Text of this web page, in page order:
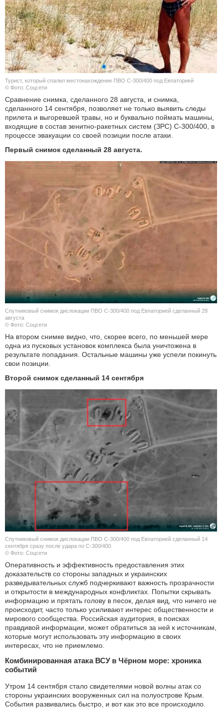
Турист, который спалил местонахождение ПВО С-300/400 под Евпаторией
© Фото: Соцсети
Сравнение снимка, сделанного 28 августа, и снимка,
сделанного 14 сентября, позволяет не только выявить следы
прилета и выгоревшей травы, но и буквально поймать машины,
входящие в состав зенитно-ракетных систем (ЗРС) С-300/400, в
процессе эвакуации со своей позиции после атаки.
Первый снимок сделанный 28 августа.
Спутниковый снимок дислокации ПВО С-300/400 под Евпаторией сделанный 28
августа
© Фото: Соцсети
На втором снимке видно, что, скорее всего, по меньшей мере
одна из пусковых установок комплекса была уничтожена в
результате попадания. Остальные машины уже успели покинуть
свои позиции.
Второй снимок сделанный 14 сентября
Спутниковый снимок дислокации ПВО С-300/400 под Евпаторией сделанный 14
сентября сразу после удара по С-300/400
© Фото: Соцсети
Оперативность и эффективность предоставления этих
доказательств со стороны западных и украинских
разведывательных служб подчеркивают важность прозрачности
и открытости в международных конфликтах. Попытки скрывать
информацию и прятать голову в песок, делая вид, что ничего не
происходит, часто только усиливают интерес общественности и
мирового сообщества. Российская аудитория, в поисках
правдивой информации, может обратиться за ней к источникам,
которые могут использовать эту информацию в своих
интересах, что не приемлемо.
Комбинированная атака ВСУ в Чёрном море: хроника
событий
Утром 14 сентября стало свидетелями новой волны атак со
стороны украинских вооруженных сил на полуострове Крым.
События развивались быстро, и вот как это все происходило.